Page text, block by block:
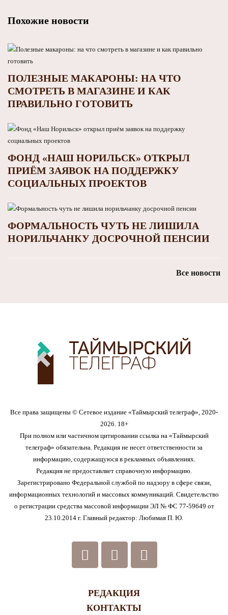
Похожие новости
ПОЛЕЗНЫЕ МАКАРОНЫ: НА ЧТО
СМОТРЕТЬ В МАГАЗИНЕ И КАК
ПРАВИЛЬНО ГОТОВИТЬ
ФОНД «НАШ НОРИЛЬСК» ОТКРЫЛ
ПРИЁМ ЗАЯВОК НА ПОДДЕРЖКУ
СОЦИАЛЬНЫХ ПРОЕКТОВ
ФОРМАЛЬНОСТЬ ЧУТЬ НЕ ЛИШИЛА
НОРИЛЬЧАНКУ ДОСРОЧНОЙ ПЕНСИИ
Все новости
Все права защищены © Сетевое издание «Таймырский телеграф», 2020-
2026. 18+
При полном или частичном цитировании ссылка на «Таймырский
телеграф» обязательна. Редакция не несет ответственности за
информацию, содержащуюся в рекламных объявлениях.
Редакция не предоставляет справочную информацию.
Зарегистрировано Федеральной службой по надзору в сфере связи,
информационных технологий и массовых коммуникаций. Свидетельство
о регистрации средства массовой информации ЭЛ № ФС 77-59649 от
23.10.2014 г. Главный редактор: Любимая П. Ю.
РЕДАКЦИЯ
КОНТАКТЫ